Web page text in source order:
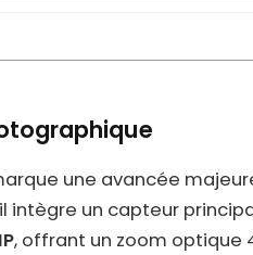
une avancée
un capteur
, offrant un zoom optique